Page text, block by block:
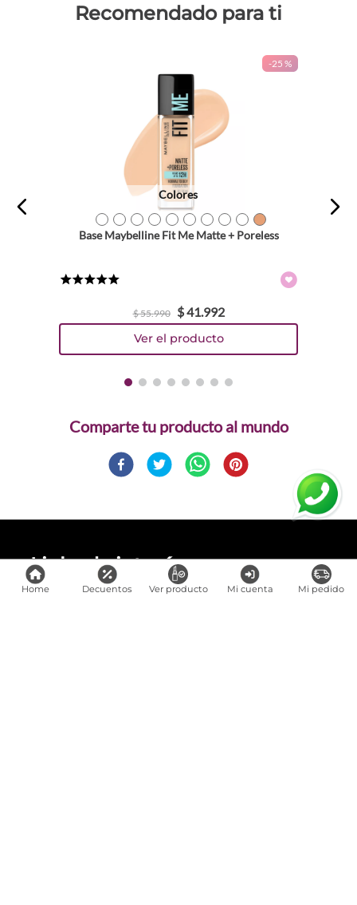
Home Decuentos Ver producto Mi cuenta Mi pedido
Recomendado para ti
-25 %
Colores
Base Maybelline Fit Me Matte + Poreless
$55.990 $41.992
Comparte
Links de interés
Preguntas frecuentes